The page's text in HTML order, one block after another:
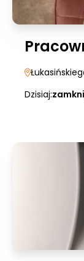
Dzisiaj: